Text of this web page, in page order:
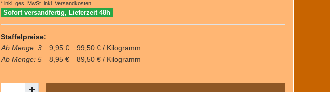
* inkl. ges. MwSt. inkl. Versandkosten
Sofort versandfertig, Lieferzeit 48h
Staffelpreise:
Ab Menge: 3
9,95 €
99,50 € / Kilogramm
Ab Menge: 5
8,95 € 89,50 € / Kilogramm